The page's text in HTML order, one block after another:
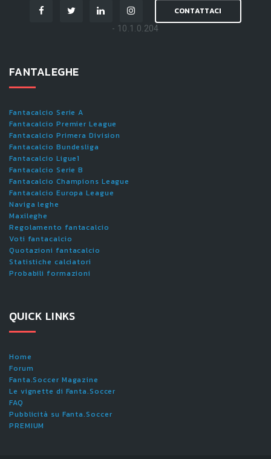
CONTATTACI
- 10.1.0.204
FANTALEGHE
Fantacalcio Serie A
Fantacalcio Premier League
Fantacalcio Primera Division
Fantacalcio Bundesliga
Fantacalcio Ligue1
Fantacalcio Serie B
Fantacalcio Champions League
Fantacalcio Europa League
Naviga leghe
Maxileghe
Regolamento fantacalcio
Voti fantacalcio
Quotazioni fantacalcio
Statistiche calciatori
Probabili formazioni
QUICK LINKS
Home
Forum
Fanta.Soccer Magazine
Le vignette di Fanta.Soccer
FAQ
Pubblicità su Fanta.Soccer
PREMIUM